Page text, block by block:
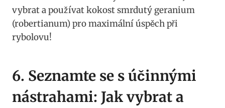
6. Seznamte se s účinnými
nástrahami: Jak‌ vybrat a⁤